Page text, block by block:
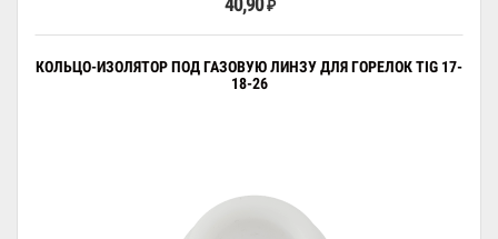
₽
КОЛЬЦО-ИЗОЛЯТОР ПОД ГАЗОВУЮ ЛИНЗУ ДЛЯ ГОРЕЛОК TIG 17-
18-26